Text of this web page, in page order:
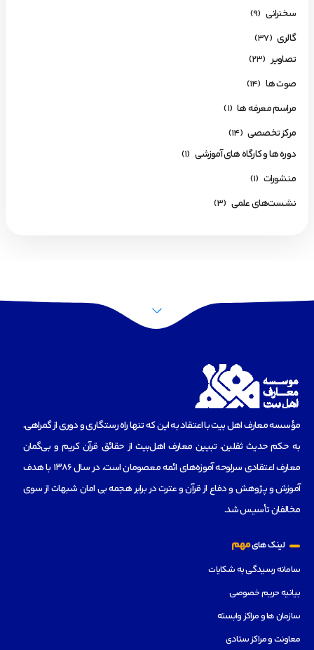
سخنرانی (9)
گالری (37)
تصاویر (23)
صوت ها (14)
مراسم معرفه ها (1)
مرکز تخصصی (14)
دوره ها و کارگاه های آموزشی (1)
منشورات (1)
نشست‌های علمی (3)
مؤسسه‌ معارف اهل بیت با اعتقاد به این که تنها راه رستگاری و دوری از گمراهی،
به حکم حدیث ثقلین، تبیین معارف اهل‌بیت از حقائق قرآن کریم و بی‌گمان
معارف اعتقادی سرلوحه آموزه‌های ائمه معصومان است، در سال 1386 با هدف
آموزش و پژوهش و دفاع از قرآن و عترت در برابر هجمه بی امان شبهات از سوی
مخالفان تأسیس شد.
لینک هایمهم
سامانه رسیدگی به شکایات
بیانیه حریم خصوصی
سازمان ها و مراکز وابسته
معاونت و مراکز ستادی